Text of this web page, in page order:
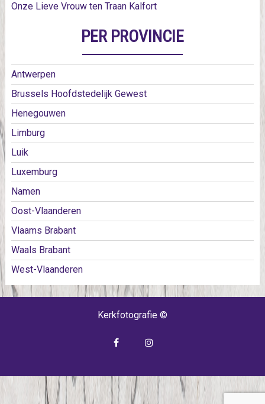
Onze Lieve Vrouw ten Traan Kalfort
PER PROVINCIE
Antwerpen
Brussels Hoofdstedelijk Gewest
Henegouwen
Limburg
Luik
Luxemburg
Namen
Oost-Vlaanderen
Vlaams Brabant
Waals Brabant
West-Vlaanderen
Kerkfotografie ©